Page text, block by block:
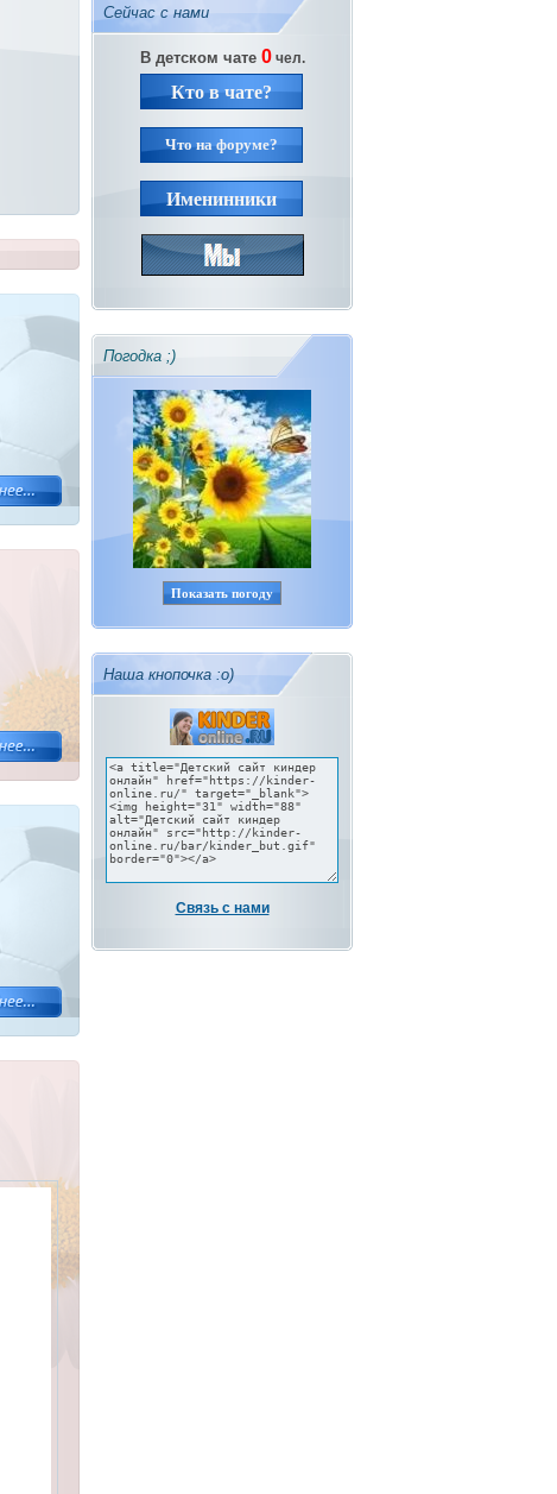
Сейчас с нами
В детском чате 0чел.
Кто в чате?
Что на форуме?
Именинники
Погодка ;)
Показать погоду
Наша кнопочка :о)
Связь с нами